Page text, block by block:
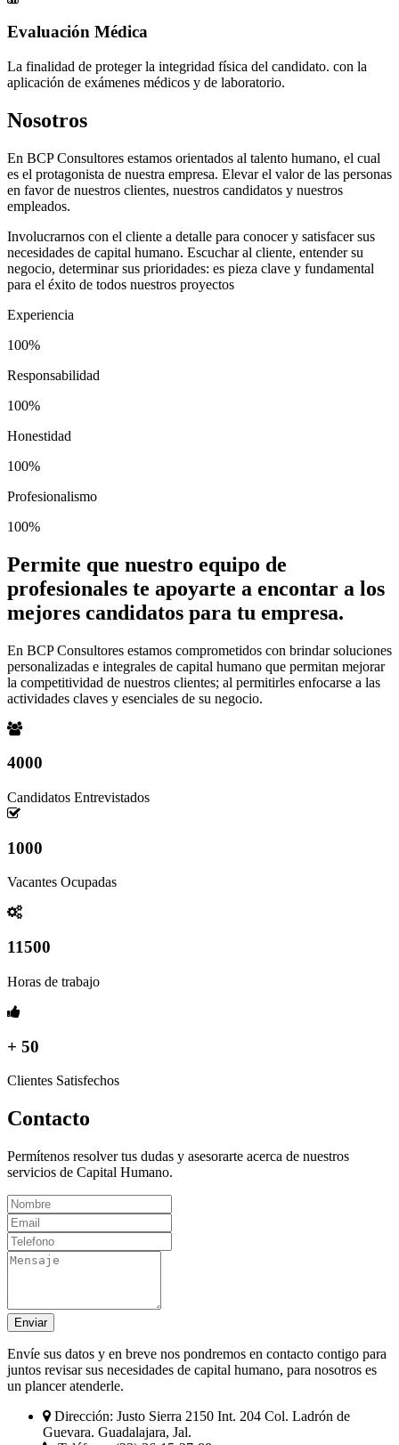
Evaluación Médica
La finalidad de proteger la integridad física del candidato. con la
aplicación de exámenes médicos y de laboratorio.
Nosotros
En BCP Consultores estamos orientados al talento humano, el cual
es el protagonista de nuestra empresa. Elevar el valor de las personas
en favor de nuestros clientes, nuestros candidatos y nuestros
empleados.
Involucrarnos con el cliente a detalle para conocer y satisfacer sus
necesidades de capital humano. Escuchar al cliente, entender su
negocio, determinar sus prioridades: es pieza clave y fundamental
para el éxito de todos nuestros proyectos
Experiencia
100%
Responsabilidad
100%
Honestidad
100%
Profesionalismo
100%
Permite que nuestro equipo de
profesionales te apoyarte a encontar a los
mejores candidatos para tu empresa.
En BCP Consultores estamos comprometidos con brindar soluciones
personalizadas e integrales de capital humano que permitan mejorar
la competitividad de nuestros clientes; al permitirles enfocarse a las
actividades claves y esenciales de su negocio.
4000
Candidatos Entrevistados
1000
Vacantes Ocupadas
11500
Horas de trabajo
+ 50
Clientes Satisfechos
Contacto
Permítenos resolver tus dudas y asesorarte acerca de nuestros
servicios de Capital Humano.
Enviar
Envíe sus datos y en breve nos pondremos en contacto contigo para
juntos revisar sus necesidades de capital humano, para nosotros es
un plancer atenderle.
Dirección: Justo Sierra 2150 Int. 204 Col. Ladrón de
Guevara. Guadalajara, Jal.